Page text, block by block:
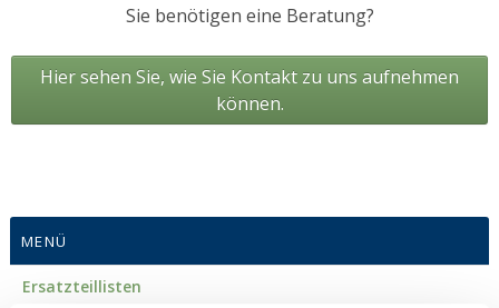
Sie benötigen eine Beratung?
Hier sehen Sie, wie Sie Kontakt zu uns aufnehmen
können.
MENÜ
Ersatzteillisten